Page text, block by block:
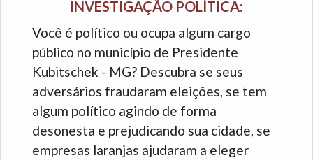
INVESTIGAÇÃO POLÍTICA:
Você é político ou ocupa algum cargo
público no município de Presidente
Kubitschek - MG? Descubra se seus
adversários fraudaram eleições, se tem
algum político agindo de forma
desonesta e prejudicando sua cidade, se
empresas laranjas ajudaram a eleger